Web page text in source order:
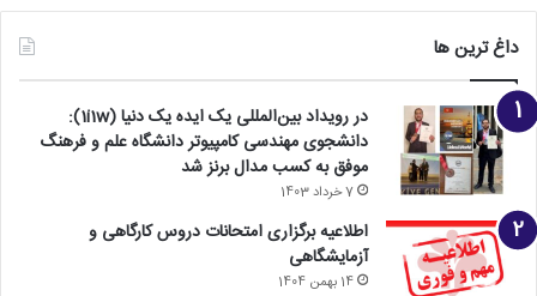
داغ ترین ها
در رویداد بین‌المللی یک ایده یک دنیا (1i1w):
دانشجوی مهندسی کامپیوتر دانشگاه علم و فرهنگ
موفق به کسب مدال برنز شد
7 خرداد 1403
اطلاعیه برگزاری امتحانات دروس کارگاهی و
آزمایشگاهی
14 بهمن 1404